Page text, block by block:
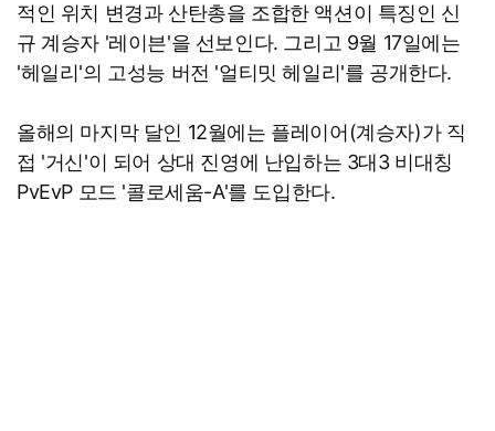
적인 위치 변경과 산탄총을 조합한 액션이 특징인 신
규 계승자 '레이븐'을 선보인다. 그리고 9월 17일에는
'헤일리'의 고성능 버전 '얼티밋 헤일리'를 공개한다.
올해의 마지막 달인 12월에는 플레이어(계승자)가 직
접 '거신'이 되어 상대 진영에 난입하는 3대3 비대칭
PvEvP 모드 '콜로세움-A'를 도입한다.